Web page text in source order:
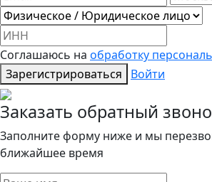
Соглашаюсь на обработку
Зарегистрироваться
Войти
Заказать обратный
Заполните форму ниже и мы
ближайшее время